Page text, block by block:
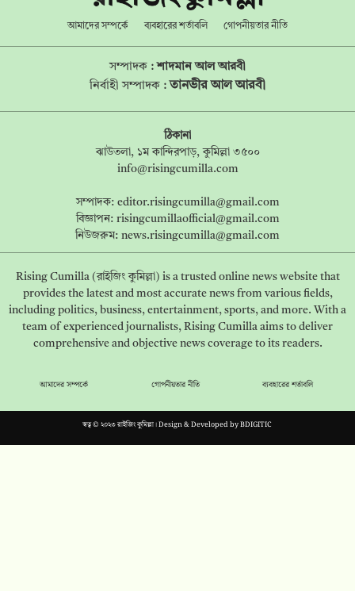
আমাদের সম্পর্কে ব্যবহারের শর্তাবলি গোপনীয়তার নীতি
সম্পাদক :শাদমান আল আরবী
নির্বাহী সম্পাদক : তানভীর আল আরবী
ঠিকানা
ঝাউতলা, ১ম কান্দিরপাড়, কুমিল্লা ৩৫০০
info@risingcumilla.com
সম্পাদক: editor.risingcumilla@gmail.com
বিজ্ঞাপন: risingcumillaofficial@gmail.com
নিউজরুম: news.risingcumilla@gmail.com
Rising Cumilla (রাইজিং কুমিল্লা) is a trusted online news website that
provides the latest and most accurate news from various fields,
including politics, business, entertainment, sports, and more. With a
team of experienced journalists, Rising Cumilla aims to deliver
comprehensive and objective news coverage to its readers.
আমাদের সম্পর্কে গোপনীয়তার নীতি ব্যবহারের শর্তাবলি
স্বত্ব © ২০২৩ রাইজিং কুমিল্লা। Design & Developed byBDIGITIC